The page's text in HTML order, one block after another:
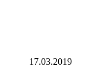
17.03.2019